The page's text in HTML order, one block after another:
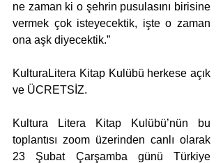
ne zaman ki o şehrin pusulasını birisine
vermek çok isteyecektik, işte o zaman
ona aşk diyecektik.”
KulturaLitera Kitap Kulübü herkese açık
ve ÜCRETSİZ.
Kultura Litera Kitap Kulübü’nün bu
toplantısı zoom üzerinden canlı olarak
23 Şubat Çarşamba günü Türkiye